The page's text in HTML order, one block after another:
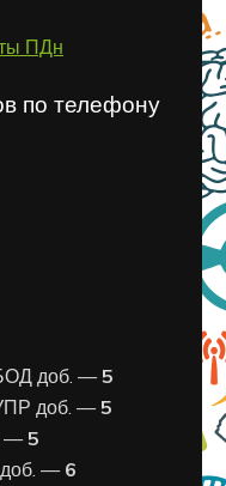
ПДн
по телефону
доб. —5
доб. —5
—5
доб. — 6